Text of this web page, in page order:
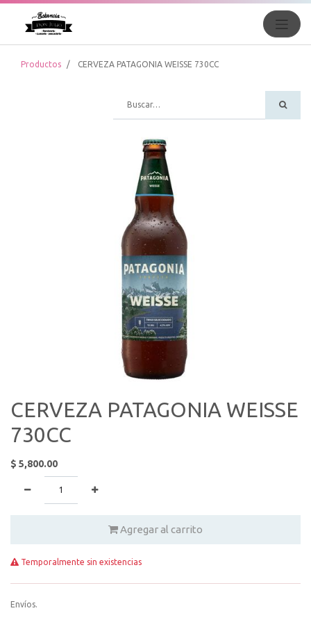
Productos CERVEZA PATAGONIA WEISSE 730CC
CERVEZA PATAGONIA WEISSE
730CC
$ 5,800.00
Agregar al carrito
Temporalmente sin existencias
Envíos.